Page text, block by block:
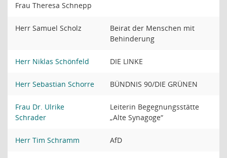
Frau Theresa Schnepp
Herr Samuel Scholz
Beirat der Menschen mit
Behinderung
Herr Niklas Schönfeld DIE LINKE
Herr Sebastian Schorre BÜNDNIS 90/DIE GRÜNEN
Frau Dr. Ulrike
Schrader
Leiterin Begegnungsstätte
„Alte Synagoge“
Herr Tim Schramm AfD